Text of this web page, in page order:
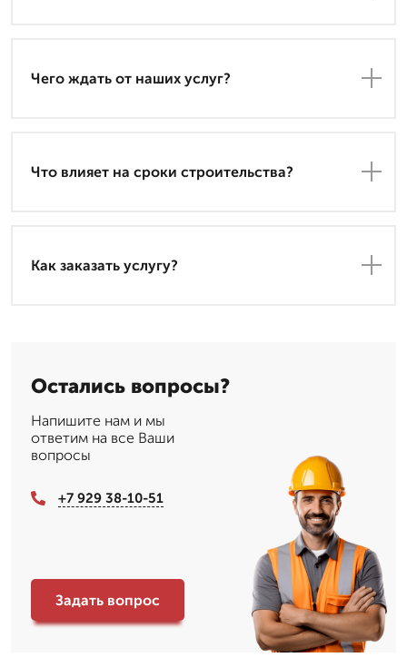
Чего ждать от наших услуг?
Что влияет на сроки строительства?
Как заказать услугу?
Остались вопросы?
Напишите нам и мы
ответим на все Ваши
вопросы
+7 929 38-10-51
Задать вопрос